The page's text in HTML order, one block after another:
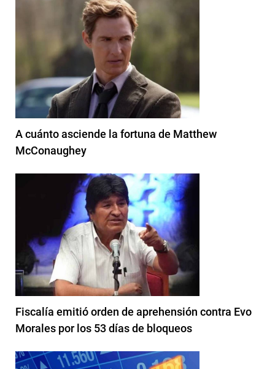
A cuánto asciende la fortuna de Matthew
McConaughey
Fiscalía emitió orden de aprehensión contra Evo
Morales por los 53 días de bloqueos